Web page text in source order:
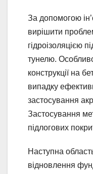
За допомогою
вирішити
гідроізоляцією
тунелю.
конструкції на
випадку
застосування
Застосування
підлогових
Наступна
відновлення